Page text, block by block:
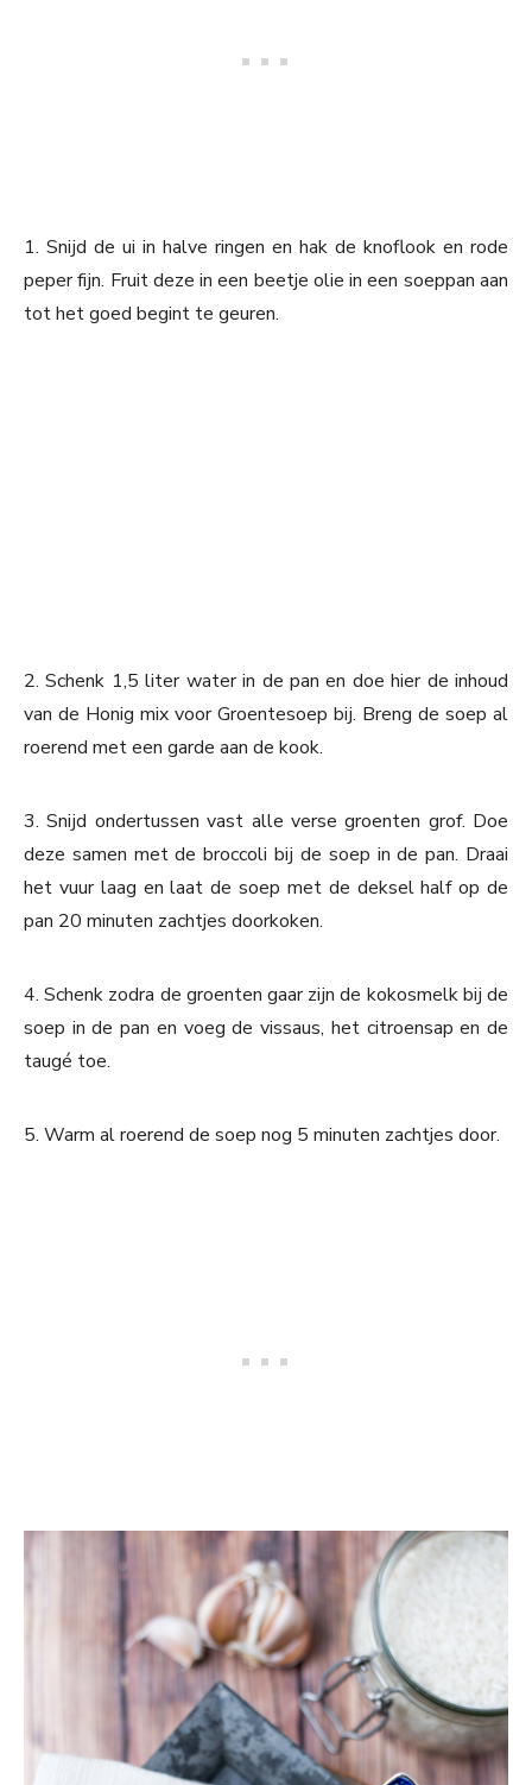
1. Snijd de ui in halve ringen en hak de knoflook en rode
peper fijn. Fruit deze in een beetje olie in een soeppan aan
tot het goed begint te geuren.
2. Schenk 1,5 liter water in de pan en doe hier de inhoud
van de Honig mix voor Groentesoep bij. Breng de soep al
roerend met een garde aan de kook.
3. Snijd ondertussen vast alle verse groenten grof. Doe
deze samen met de broccoli bij de soep in de pan. Draai
het vuur laag en laat de soep met de deksel half op de
pan 20 minuten zachtjes doorkoken.
4. Schenk zodra de groenten gaar zijn de kokosmelk bij de
soep in de pan en voeg de vissaus, het citroensap en de
taugé toe.
5. Warm al roerend de soep nog 5 minuten zachtjes door.